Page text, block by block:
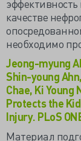
качестве
необходимо
Jeong-myung
Shin-young
Chae, Ki
Protects the
Injury. PLoS
Материал